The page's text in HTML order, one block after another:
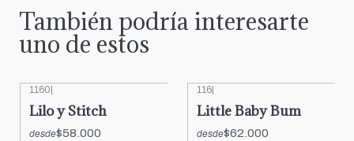
También podría interesarte
uno de estos
1160
Lilo y Stitch
desde$58.000
116
Little Baby Bum
desde$62.000